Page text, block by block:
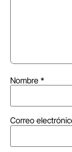
Nombre *
Correo